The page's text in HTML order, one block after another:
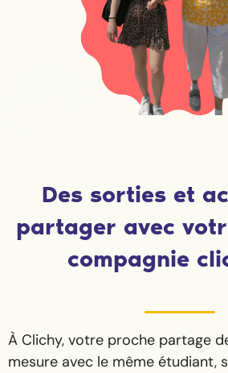
Des sorties et
partager avec
compagnie
À Clichy, votre proche partage
mesure avec le même étudiant,